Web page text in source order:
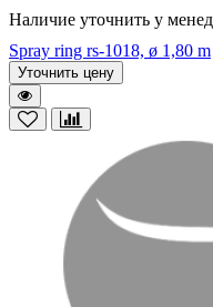
Наличие уточнить у
Spray ring rs-1018, ø 1,80 m
Уточнить цену